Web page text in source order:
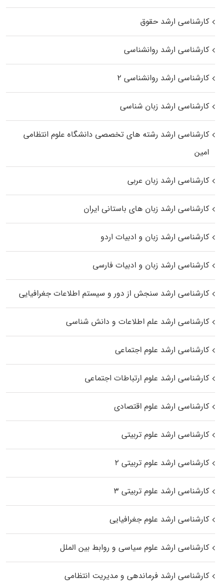
کارشناسی ارشد حقوق
کارشناسی ارشد روانشناسی
کارشناسی ارشد روانشناسی ۲
کارشناسی ارشد زبان شناسی
کارشناسی ارشد رﺷﺘﻪ ﻫﺎی تخصصی داﻧﺸﮕﺎه ﻋﻠﻮم انتظامی
اﻣﻴﻦ
کارشناسی ارشد زبان عربی
کارشناسی ارشد زبان‌ های باستانی ایران
کارشناسی ارشد زبان و ادبیات اردو
کارشناسی ارشد زبان و ادبیات فارسی
کارشناسی ارشد سنجش از دور و سیستم اطلاعات جغرافیایی
کارشناسی ارشد علم اطلاعات و دانش شناسی
کارشناسی ارشد علوم اجتماعی
کارشناسی ارشد علوم ارتباطات اجتماعی
کارشناسی ارشد علوم اقتصادی
کارشناسی ارشد علوم تربیتی
کارشناسی ارشد علوم تربیتی ۲
کارشناسی ارشد علوم تربیتی ۳
کارشناسی ارشد علوم جغرافیایی
کارشناسی ارشد علوم سیاسی و روابط بین الملل
کارشناسی ارشد فرماندهی و مدیریت انتظامی